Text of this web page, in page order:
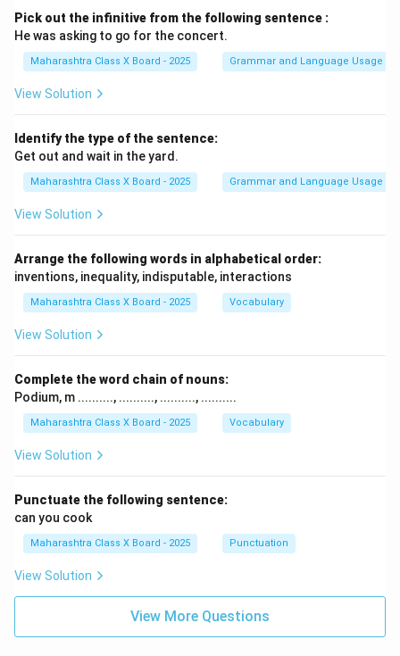
Pick out the infinitive from the following sentence :
He was asking to go for the concert.
Maharashtra Class X Board - 2025 Grammar and Language Usage
View Solution
Identify the type of the sentence:
Get out and wait in the yard.
Maharashtra Class X Board - 2025 Grammar and Language Usage
View Solution
Arrange the following words in alphabetical order:
inventions, inequality, indisputable, interactions
Maharashtra Class X Board - 2025 Vocabulary
View Solution
Complete the word chain of nouns:
Podium, m .........., .........., .........., ..........
Maharashtra Class X Board - 2025 Vocabulary
View Solution
Punctuate the following sentence:
can you cook
Maharashtra Class X Board - 2025 Punctuation
View Solution
View More Questions